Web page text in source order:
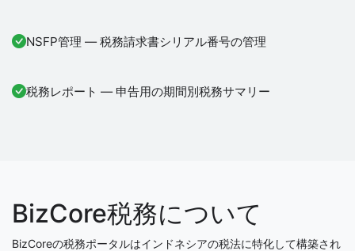
NSFP管理 — 税務請求書シリアル番号の管理
税務レポート — 申告用の期間別税務サマリー
BizCore税務について
BizCoreの税務ポータルはインドネシアの税法に特化して構築され